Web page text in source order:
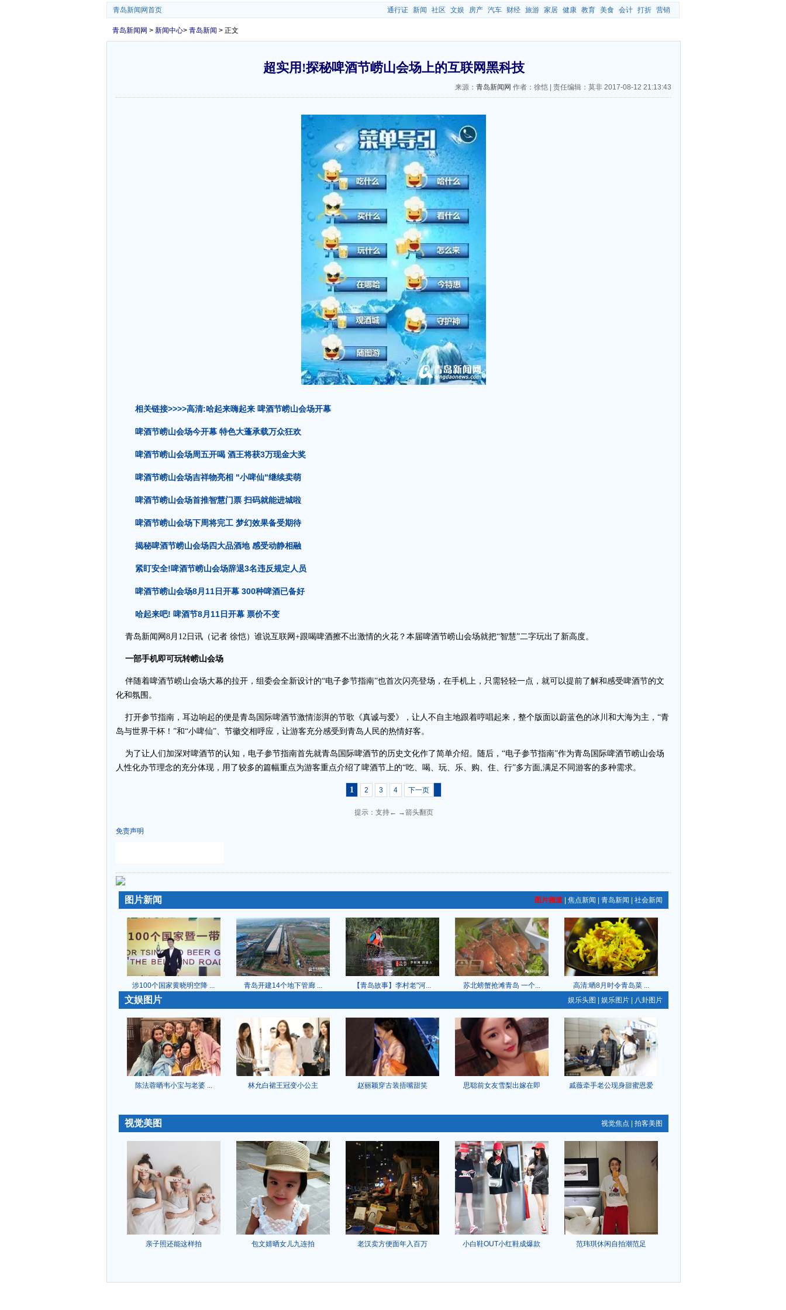
青岛新闻网首页 通行证 新闻 社区 文娱 房产 汽车 财经 旅游 家居 健康 教育 美食 会计 打折 营销
青岛新闻网 > 新闻中心> 青岛新闻 > 正文
超实用!探秘啤酒节崂山会场上的互联网黑科技
来源： 青岛新闻网 作者：徐恺 责任编辑：莫非 2017-08-12 21:13:43
相关链接>>>>高清:哈起来嗨起来 啤酒节崂山会场开幕
啤酒节崂山会场今开幕 特色大蓬承载万众狂欢
啤酒节崂山会场周五开喝 酒王将获3万现金大奖
啤酒节崂山会场吉祥物亮相 "小啤仙"继续卖萌
啤酒节崂山会场首推智慧门票 扫码就能进城啦
啤酒节崂山会场下周将完工 梦幻效果备受期待
揭秘啤酒节崂山会场四大品酒地 感受动静相融
紧盯安全!啤酒节崂山会场辞退3名违反规定人员
啤酒节崂山会场8月11日开幕 300种啤酒已备好
哈起来吧! 啤酒节8月11日开幕 票价不变
青岛新闻网8月12日讯（记者 徐恺）谁说互联网+跟喝啤酒擦不出激情的火花？本届啤酒节崂山会场就把“智慧”二字玩出了新高度。
一部手机即可玩转崂山会场
伴随着啤酒节崂山会场大幕的拉开，组委会全新设计的“电子参节指南”也首次闪亮登场，在手机上，只需轻轻一点，就可以提前了解和感受啤酒节的文
化和氛围。
打开参节指南，耳边响起的便是青岛国际啤酒节激情澎湃的节歌《真诚与爱》，让人不自主地跟着哼唱起来，整个版面以蔚蓝色的冰川和大海为主，“青
岛与世界干杯！”和“小啤仙”、节徽交相呼应，让游客充分感受到青岛人民的热情好客。
为了让人们加深对啤酒节的认知，电子参节指南首先就青岛国际啤酒节的历史文化作了简单介绍。随后，“电子参节指南”作为青岛国际啤酒节崂山会场
人性化办节理念的充分体现，用了较多的篇幅重点为游客重点介绍了啤酒节上的“吃、喝、玩、乐、购、住、行”多方面,满足不同游客的多种需求。
1 2 3 4 下一页
提示：支持← →箭头翻页
免责声明
-
-
图片频道 焦点新闻 青岛新闻 社会新闻
图片新闻
涉100个国家黄晓明空降 ... 青岛开建14个地下管廊 ... 【青岛故事】李村老"河... 苏北螃蟹抢滩青岛 一个...
高清:晒8月时令青岛菜 ...
娱乐头图 娱乐图片 八卦图片
文娱图片
陈法蓉晒韦小宝与老婆 ... 林允白裙王冠变小公主 赵丽颖穿古装捂嘴甜笑 思聪前女友雪梨出嫁在即 戚薇牵手老公现身甜蜜恩爱
视觉焦点 拍客美图
视觉美图
亲子照还能这样拍 包文婧晒女儿九连拍 老汉卖方便面年入百万 小白鞋OUT小红鞋成爆款
范玮琪休闲自拍潮范足